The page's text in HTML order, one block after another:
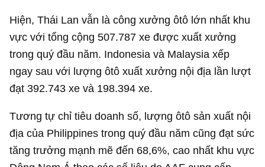
Hiện, Thái Lan vẫn là công xưởng ôtô lớn nhất khu
vực với tổng cộng 507.787 xe được xuất xưởng
trong quý đầu năm. Indonesia và Malaysia xếp
ngay sau với lượng ôtô xuất xưởng nội địa lần lượt
đạt 392.743 xe và 198.394 xe.
Tương tự chỉ tiêu doanh số, lượng ôtô sản xuất nội
địa của Philippines trong quý đầu năm cũng đạt sức
tăng trưởng mạnh mẽ đến 68,6%, cao nhất khu vực